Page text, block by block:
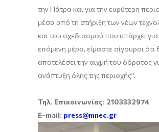
την Πάτρα και για την ευρύτερη
μέσα από τη στήριξη των νέων
και του σχεδιασμού που υπάρχει για
επόμενη μέρα, είμαστε σίγουροι ότι
αποτελέσει την αιχμή του δόρατος
ανάπτυξη όλης της περιοχής”.
Τηλ. Επικοινωνίας: 2103332974
E-mail: press@mnec.gr